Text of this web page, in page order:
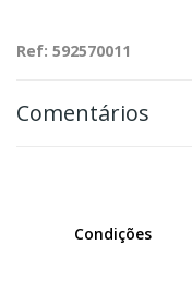
Ref: 592570011
Comentários
Condições